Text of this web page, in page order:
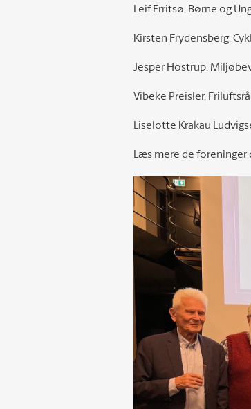
Leif Erritsø, Børne og
Kirsten Frydensberg,
Jesper Hostrup,
Vibeke Preisler,
Liselotte Krakau
Læs mere de